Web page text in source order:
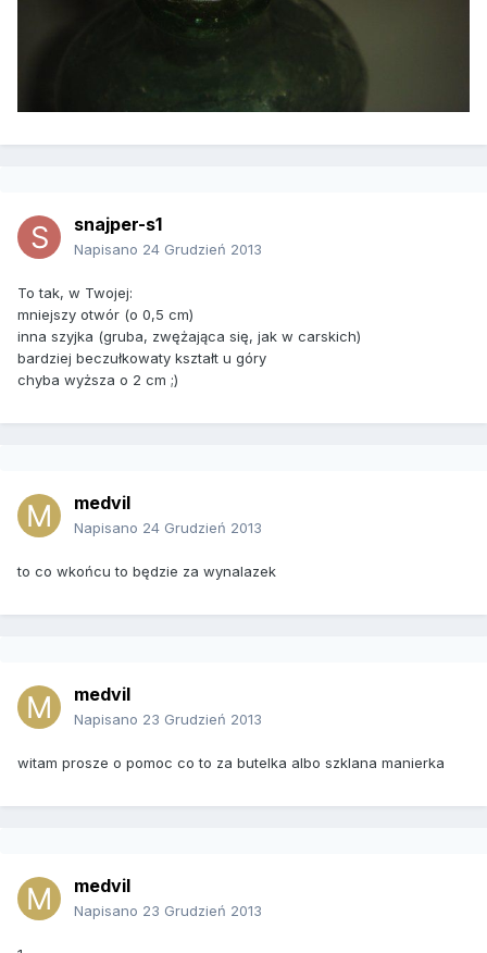
snajper-s1
Napisano 24 Grudzień 2013
To tak, w Twojej:
mniejszy otwór (o 0,5 cm)
inna szyjka (gruba, zwężająca się, jak w carskich)
bardziej beczułkowaty kształt u góry
chyba wyższa o 2 cm ;)
medvil
Napisano 24 Grudzień 2013
to co wkońcu to będzie za wynalazek
medvil
Napisano 23 Grudzień 2013
witam prosze o pomoc co to za butelka albo szklana manierka
medvil
Napisano 23 Grudzień 2013